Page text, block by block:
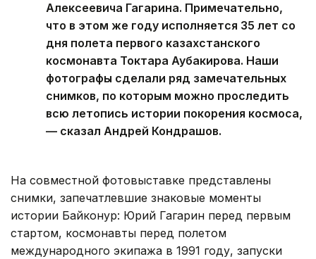
Алексеевича Гагарина. Примечательно,
что в этом же году исполняется 35 лет со
дня полета первого казахстанского
космонавта Токтара Аубакирова. Наши
фотографы сделали ряд замечательных
снимков, по которым можно проследить
всю летопись истории покорения космоса,
— сказал Андрей Кондрашов.
На совместной фотовыставке представлены
снимки, запечатлевшие знаковые моменты
истории Байконур: Юрий Гагарин перед первым
стартом, космонавты перед полетом
международного экипажа в 1991 году, запуски